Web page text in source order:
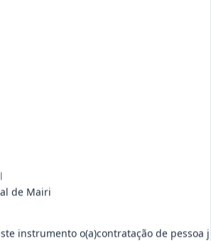
de evento...
de Mairi
instrumento o(a)contratação de pessoa